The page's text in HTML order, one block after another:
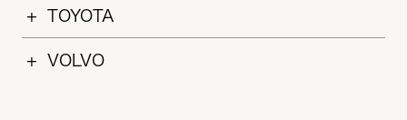
TOYOTA
VOLVO